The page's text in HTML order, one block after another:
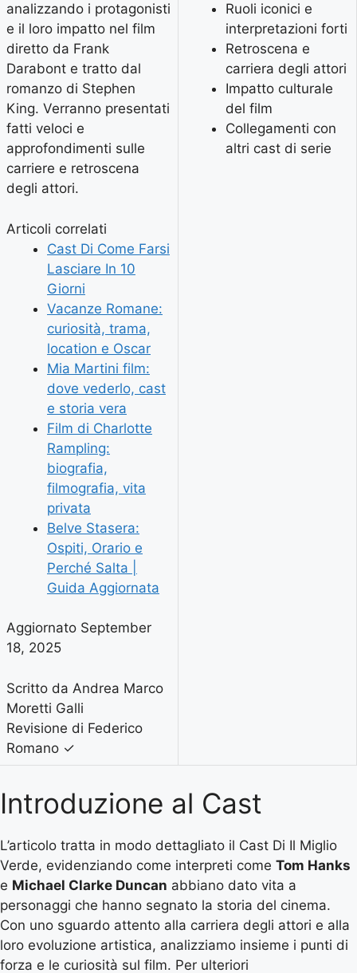
analizzando i protagonisti
e il loro impatto nel film
diretto da Frank
Darabont e tratto dal
romanzo di Stephen
King. Verranno presentati
fatti veloci e
approfondimenti sulle
carriere e retroscena
degli attori.
Articoli correlati
Cast Di Come Farsi
Lasciare In 10
Giorni
Vacanze Romane:
curiosità, trama,
location e Oscar
Mia Martini film:
dove vederlo, cast
e storia vera
Film di Charlotte
Rampling:
biografia,
filmografia, vita
privata
Belve Stasera:
Ospiti, Orario e
Perché Salta |
Guida Aggiornata
Aggiornato September
18, 2025
Scritto da Andrea Marco
Moretti Galli
Revisione di Federico
Romano ✓
Ruoli iconici e
interpretazioni forti
Retroscena e
carriera degli attori
Impatto culturale
del film
Collegamenti con
altri cast di serie
Introduzione al Cast
L’articolo tratta in modo dettagliato il Cast Di Il Miglio
Verde, evidenziando come interpreti come Tom Hanks
e Michael Clarke Duncan abbiano dato vita a
personaggi che hanno segnato la storia del cinema.
Con uno sguardo attento alla carriera degli attori e alla
loro evoluzione artistica, analizziamo insieme i punti di
forza e le curiosità sul film. Per ulteriori